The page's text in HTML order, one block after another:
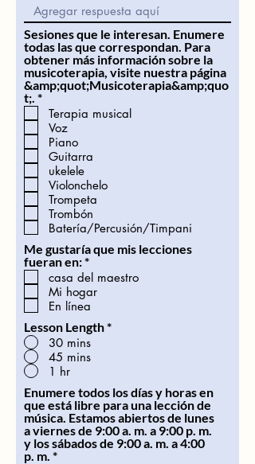
Sesiones que le interesan. Enumere
todas las que correspondan. Para
obtener más información sobre la
musicoterapia, visite nuestra página
&amp;quot;Musicoterapia&amp;quo
t;. *O
Terapia musical
Voz
Piano
Guitarra
ukelele
Violonchelo
Trompeta
Trombón
Batería/Percusión/Timpani
Me gustaría que mis lecciones
fueran en:*O
b
l
i
g
a
t
o
r
o
casa del maestro
Mi hogar
En línea
Lesson Length*
30 mins
45 mins
1 hr
Enumere todos los días y horas en
que está libre para una lección de
música. Estamos abiertos de lunes
a viernes de 9:00 a. m. a 9:00 p. m.
y los sábados de 9:00 a. m. a 4:00
p. m.